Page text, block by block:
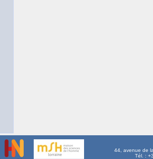
44, avenue de
Tél. :